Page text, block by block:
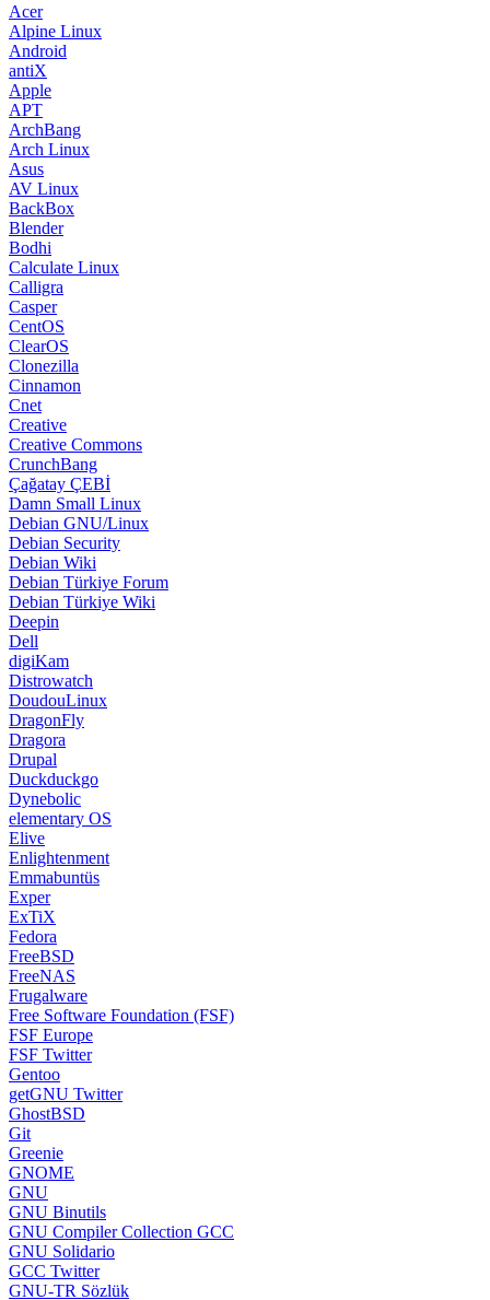
Acer
Alpine Linux
Android
antiX
Apple
APT
ArchBang
Arch Linux
Asus
AV Linux
BackBox
Blender
Bodhi
Calculate Linux
Calligra
Casper
CentOS
ClearOS
Clonezilla
Cinnamon
Cnet
Creative
Creative Commons
CrunchBang
Çağatay ÇEBİ
Damn Small Linux
Debian GNU/Linux
Debian Security
Debian Wiki
Debian Türkiye Forum
Debian Türkiye Wiki
Deepin
Dell
digiKam
Distrowatch
DoudouLinux
DragonFly
Dragora
Drupal
Duckduckgo
Dynebolic
elementary OS
Elive
Enlightenment
Emmabuntüs
Exper
ExTiX
Fedora
FreeBSD
FreeNAS
Frugalware
Free Software Foundation (FSF)
FSF Europe
FSF Twitter
Gentoo
getGNU Twitter
GhostBSD
Git
Greenie
GNOME
GNU
GNU Binutils
GNU Compiler Collection GCC
GNU Solidario
GCC Twitter
GNU-TR Sözlük